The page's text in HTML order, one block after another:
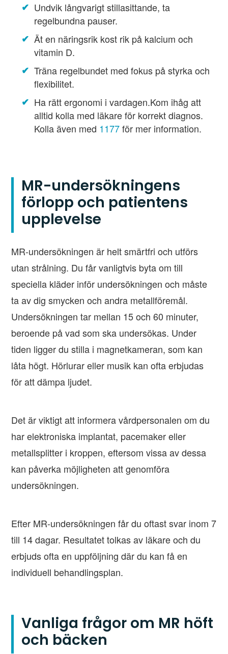
Undvik långvarigt stillasittande, ta
regelbundna pauser.
Ät en näringsrik kost rik på kalcium och
vitamin D.
Träna regelbundet med fokus på styrka och
flexibilitet.
Ha rätt ergonomi i vardagen.Kom ihåg att
alltid kolla med läkare för korrekt diagnos.
Kolla även med 1177för mer information.
MR-undersökningens
förlopp och patientens
upplevelse
MR-undersökningen är helt smärtfri och utförs
utan strålning. Du får vanligtvis byta om till
speciella kläder inför undersökningen och måste
ta av dig smycken och andra metallföremål.
Undersökningen tar mellan 15 och 60 minuter,
beroende på vad som ska undersökas. Under
tiden ligger du stilla i magnetkameran, som kan
låta högt. Hörlurar eller musik kan ofta erbjudas
för att dämpa ljudet.
Det är viktigt att informera vårdpersonalen om du
har elektroniska implantat, pacemaker eller
metallsplitter i kroppen, eftersom vissa av dessa
kan påverka möjligheten att genomföra
undersökningen.
Efter MR-undersökningen får du oftast svar inom 7
till 14 dagar. Resultatet tolkas av läkare och du
erbjuds ofta en uppföljning där du kan få en
individuell behandlingsplan.
Vanliga frågor om MR höft
och bäcken